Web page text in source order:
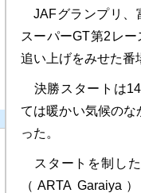
JAFグランプリ、
スーパーGT第2レ
追い上げをみせた番
決勝スタートは
ては暖かい気候のな
った。
スタートを制し
（ARTA